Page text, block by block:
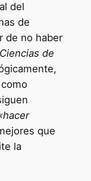
del
de
de no haber
de
que
la